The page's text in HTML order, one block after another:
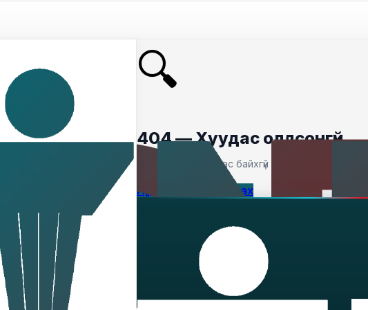
🔍
404 — Хуудас олдсонгүй
Таны хайсан хуудас байхгүй байна.
Нүүр хуудас руу буцах